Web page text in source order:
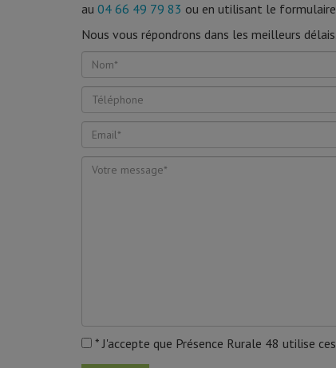
au 04 66 49 79 83 ou en utilisant le
Nous vous répondrons dans les meilleurs délais.
* J'accepte que Présence Rurale 48 utilise